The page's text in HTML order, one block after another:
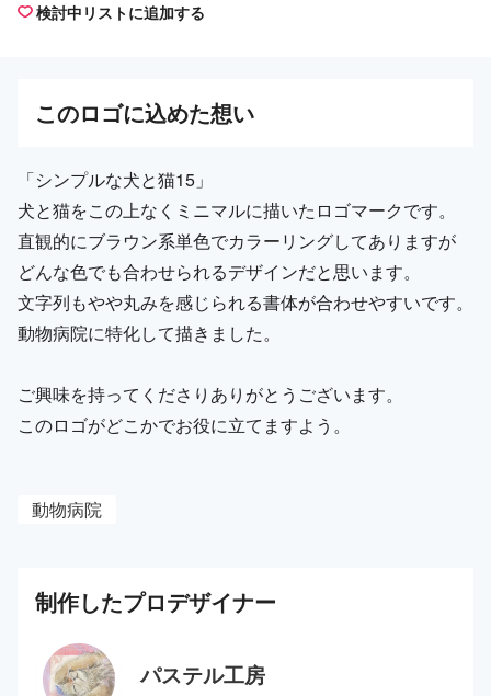
検討中リストに追加する
このロゴに込めた想い
「シンプルな犬と猫15」
犬と猫をこの上なくミニマルに描いたロゴマークです。
直観的にブラウン系単色でカラーリングしてありますが
どんな色でも合わせられるデザインだと思います。
文字列もやや丸みを感じられる書体が合わせやすいです。
動物病院に特化して描きました。
ご興味を持ってくださりありがとうございます。
このロゴがどこかでお役に立てますよう。
動物病院
制作したプロデザイナー
パステル工房